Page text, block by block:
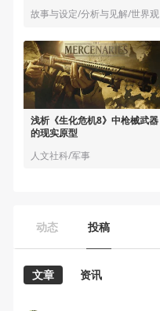
故事与设定/分析与见解/世界观
浅析《生化危机8》中枪械武器
的现实原型
人文社科/军事
动态 投稿
文章 资讯